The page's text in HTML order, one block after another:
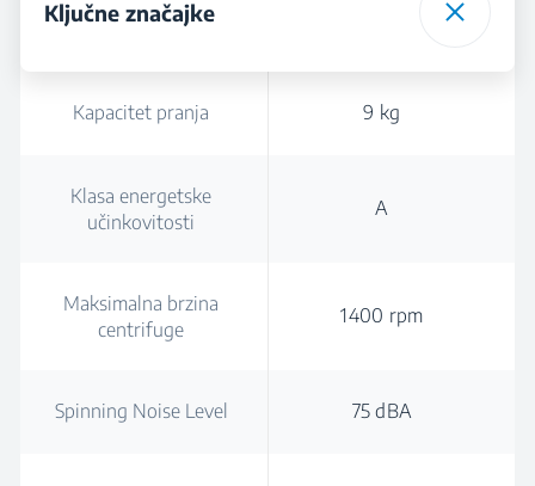
Ključne značajke
Kapacitet pranja 9 kg
Klasa energetske
učinkovitosti
A
Maksimalna brzina
centrifuge
1400 rpm
Spinning Noise Level 75 dBA